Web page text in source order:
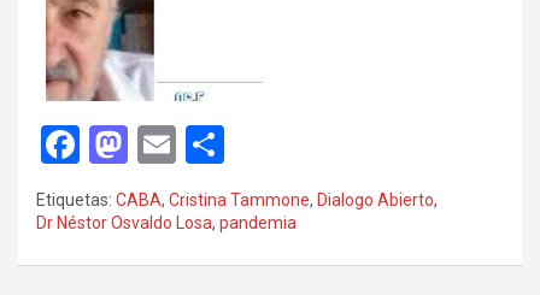
F
a
ce
b
M
a
st
o
E
m
ail
o
m
p
Etiquetas: CABA, Cristina Tammone, Dialogo Abierto,
Dr Néstor Osvaldo Losa, pandemia